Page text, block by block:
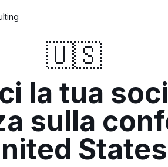
🇺🇸
la tua
sulla
States